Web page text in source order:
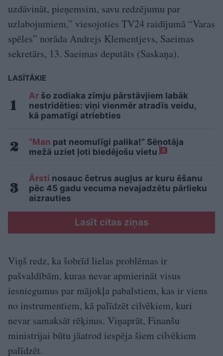
uzdāvināt, pieņemsim, savu redzējumu par
uzlabojumiem,” viesojoties TV24 raidījumā “Varas
spēles” norāda Andrejs Klementjevs, Saeimas
sekretārs, 13. Saeimas deputāts (Saskaņa).
LASĪTĀKIE
Ar šo zodiaka zīmju pārstāvjiem labāk
nestrīdēties: viņi vienmēr atradīs veidu,
kā pamatīgi atriebties
“Man pat neomulīgi palika!” Sēņotāja
mežā uziet ļoti biedējošu vietu
5
Ārsti nosauc četrus augļus ar kuru ēšanu
pēc 45 gadu vecuma nevajadzētu pārlieku
aizrauties
Lasīt citas ziņas
Viņš redz, ka šobrīd lielas problēmas ir
pašvaldībām, kuras nevar apmierināt visus
iesniegumus par mājokļa pabalstiem, kas ir viens
no instrumentiem, kā palīdzēt cilvēkiem, kuri
nevar samaksāt rēķinus. Viņaprāt, Finanšu
ministrijai būtu jāatrod iespēja šiem cilvēkiem
palīdzēt.